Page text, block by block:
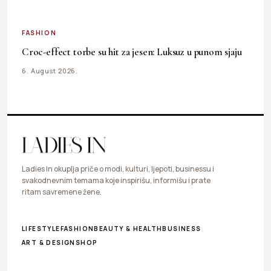
FASHION
Croc-effect torbe su hit za jesen: Luksuz u punom sjaju
6. August 2026.
Ladies In okuplja priče o modi, kulturi, ljepoti, businessu i
svakodnevnim temama koje inspirišu, informišu i prate
ritam savremene žene.
LIFESTYLEFASHIONBEAUTY & HEALTHBUSINESS
ART & DESIGN SHOP